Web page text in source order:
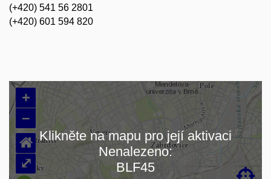
(+420) 541 56 2801
(+420) 601 594 820
Načítám mapu…
+
–
⌂
⤢
Klikněte na mapu pro její aktivaci
Nenalezeno:
BLF45